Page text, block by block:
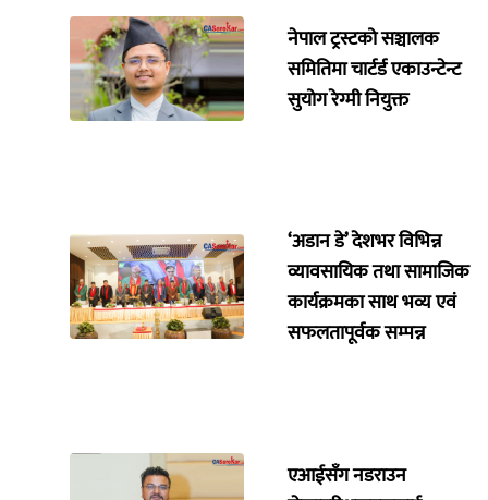
नेपाल ट्रस्टको सञ्चालक
समितिमा चार्टर्ड एकाउन्टेन्ट
सुयोग रेग्मी नियुक्त
‘अडान डे’ देशभर विभिन्न
व्यावसायिक तथा सामाजिक
कार्यक्रमका साथ भव्य एवं
सफलतापूर्वक सम्पन्न
एआईसँग नडराउन